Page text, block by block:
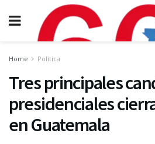
Home Política
Tres principales
presidenciales
en Guatemala